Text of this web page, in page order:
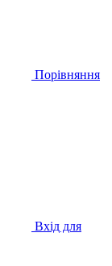
Порівняння
Вхід для